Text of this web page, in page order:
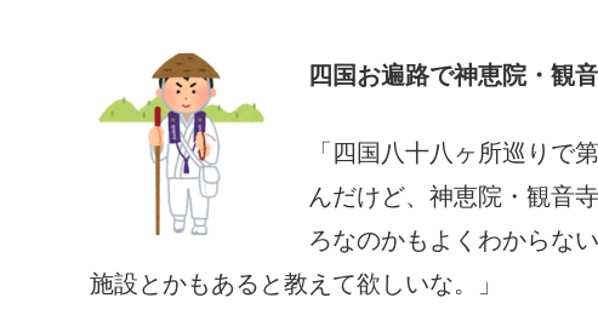
四国お遍路で神恵院・観
「四国八十八ヶ所巡りで
んだけど、神恵院・観音
ろなのかもよくわからな
施設とかもあると教えて欲しいな。」